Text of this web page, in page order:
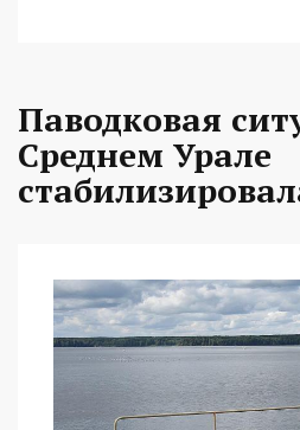
Паводковая
Среднем Урале